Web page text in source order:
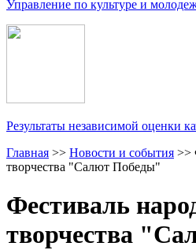
Управление по культуре и
Результаты независимой оценки
Главная >> Новости и события >>
творчества "Салют Победы"
Фестиваль
творчества